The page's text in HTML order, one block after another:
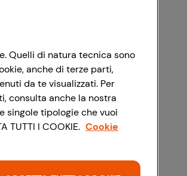
Quelli di natura tecnica sono
anche di terze parti,
da te visualizzati. Per
consulta anche la nostra
singole tipologie che vuoi
TUTTI I COOKIE. Cookie